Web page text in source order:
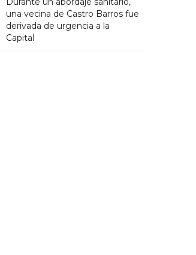
una vecina de Castro Barros fue
derivada de urgencia a la
Capital